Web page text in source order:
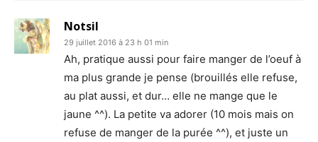
Notsil
29 juillet 2016 à 23 h 01 min
Ah, pratique aussi pour faire manger de l’oeuf à
ma plus grande je pense (brouillés elle refuse,
au plat aussi, et dur… elle ne mange que le
jaune ^^). La petite va adorer (10 mois mais on
refuse de manger de la purée ^^), et juste un